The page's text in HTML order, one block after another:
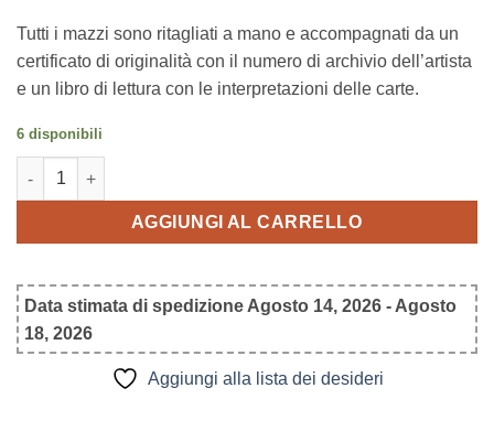
Tutti i mazzi sono ritagliati a mano e accompagnati da un
certificato di originalità con il numero di archivio dell’artista
e un libro di lettura con le interpretazioni delle carte.
6 disponibili
Tarocchi Astratti quantità
AGGIUNGI AL CARRELLO
Data stimata di spedizione Agosto 14, 2026 - Agosto
18, 2026
Aggiungi alla lista dei desideri